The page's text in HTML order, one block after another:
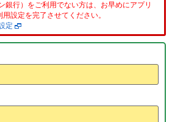
銀行）をご利用でない方は、お早めにアプリ
設定を完了させてください。
定